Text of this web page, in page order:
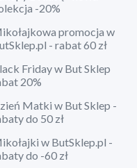
-20%
promocja w
- rabat 60 zł
Friday w But Sklep
20%
Matki w But Sklep -
do 50 zł
w ButSklep.pl -
do -60 zł